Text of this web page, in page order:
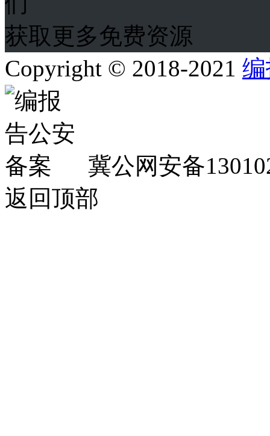
获取更多免费资源
Copyright © 2018-2021
冀公网安备
返回顶部